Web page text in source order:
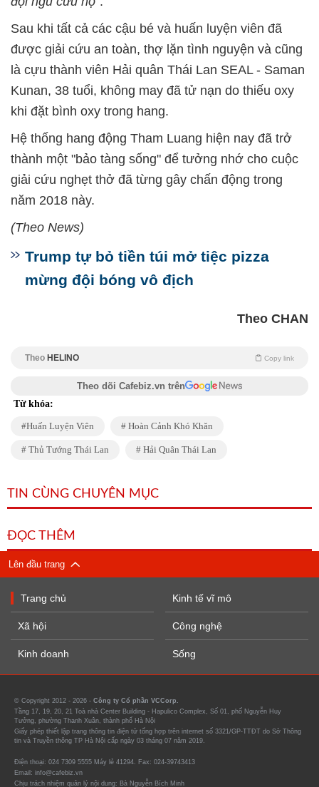
Sau khi tất cả các cậu bé và huấn luyện viên đã
được giải cứu an toàn, thợ lặn tình nguyện và cũng
là cựu thành viên Hải quân Thái Lan SEAL - Saman
Kunan, 38 tuổi, không may đã tử nạn do thiếu o‌xy‌
khi đặt bình oxy trong hang.
Hệ thống hang động Tham Luang hiện nay đã trở
thành một "bảo tàng sống" để tưởng nhớ cho cuộc
giải cứu nghẹt thở đã từng gây chấn động trong
năm 2018 này.
(Theo News)
Trump tự bỏ tiền túi mở tiệc pizza
mừng đội bóng vô địch
Theo CHAN
Theo HELINO Copy link
Theo dõi Cafebiz.vn trên
Từ khóa:
Huấn Luyện Viên Hoàn Cảnh Khó Khăn
Thủ Tướng Thái Lan Hải Quân Thái Lan
TIN CÙNG CHUYÊN MỤC
ĐỌC THÊM
Lên đầu trang
Trang chủ
Xã hội
Kinh doanh
Kinh tế vĩ mô
Công nghệ
Sống
© Copyright 2012 - 2026 - Công ty Cổ phần VCCorp.
Tầng 17, 19, 20, 21 Toà nhà Center Building - Hapulico Complex, Số 01, phố Nguyễn Huy
Tưởng, phường Thanh Xuân, thành phố Hà Nội
Giấy phép thiết lập trang thông tin điện tử tổng hợp trên internet số 3321/GP-TTĐT do Sở Thông
tin và Truyền thông TP Hà Nội cấp ngày 03 tháng 07 năm 2019.
Điện thoại: 024 7309 5555 Máy lẻ 41294. Fax: 024-39743413
Email: info@cafebiz.vn
Chịu trách nhiệm quản lý nội dung: Bà Nguyễn Bích Minh